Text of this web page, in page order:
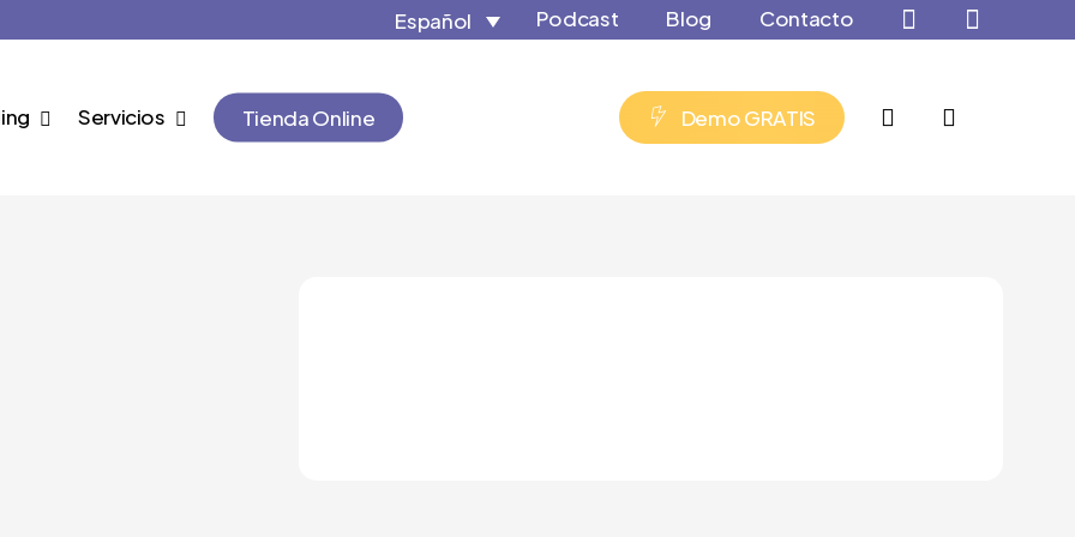
Español Podcast Blog Contacto
Servicios Tienda Online DemoGRATIS account
Cart Close
Cart